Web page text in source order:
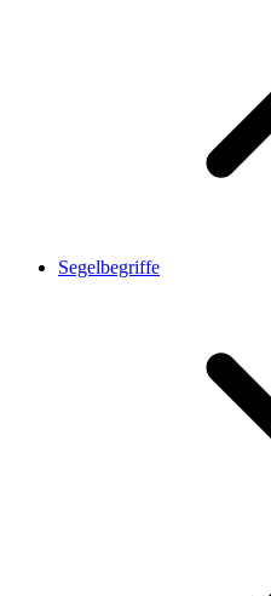
Segelbegriffe